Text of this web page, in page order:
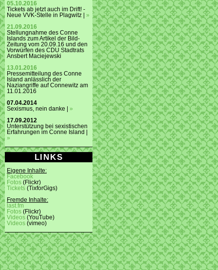
05.10.2016
Tickets ab jetzt auch im Drift! -
Neue VVK-Stelle in Plagwitz | »
21.09.2016
Stellungnahme des Conne
Islands zum Artikel der Bild-
Zeitung vom 20.09.16 und den
Vorwürfen des CDU Stadtrats
Ansbert Maciejewski
13.01.2016
Pressemitteilung des Conne
Island anlässlich der
Naziangriffe auf Connewitz am
11.01.2016
07.04.2014
Sexismus, nein danke | »
17.09.2012
Unterstützung bei sexistischen
Erfahrungen im Conne Island |
»
LINKS
Eigene Inhalte:
Facebook
Fotos (Flickr)
Tickets (TixforGigs)
Fremde Inhalte:
last.fm
Fotos (Flickr)
Videos (YouTube)
Videos (vimeo)